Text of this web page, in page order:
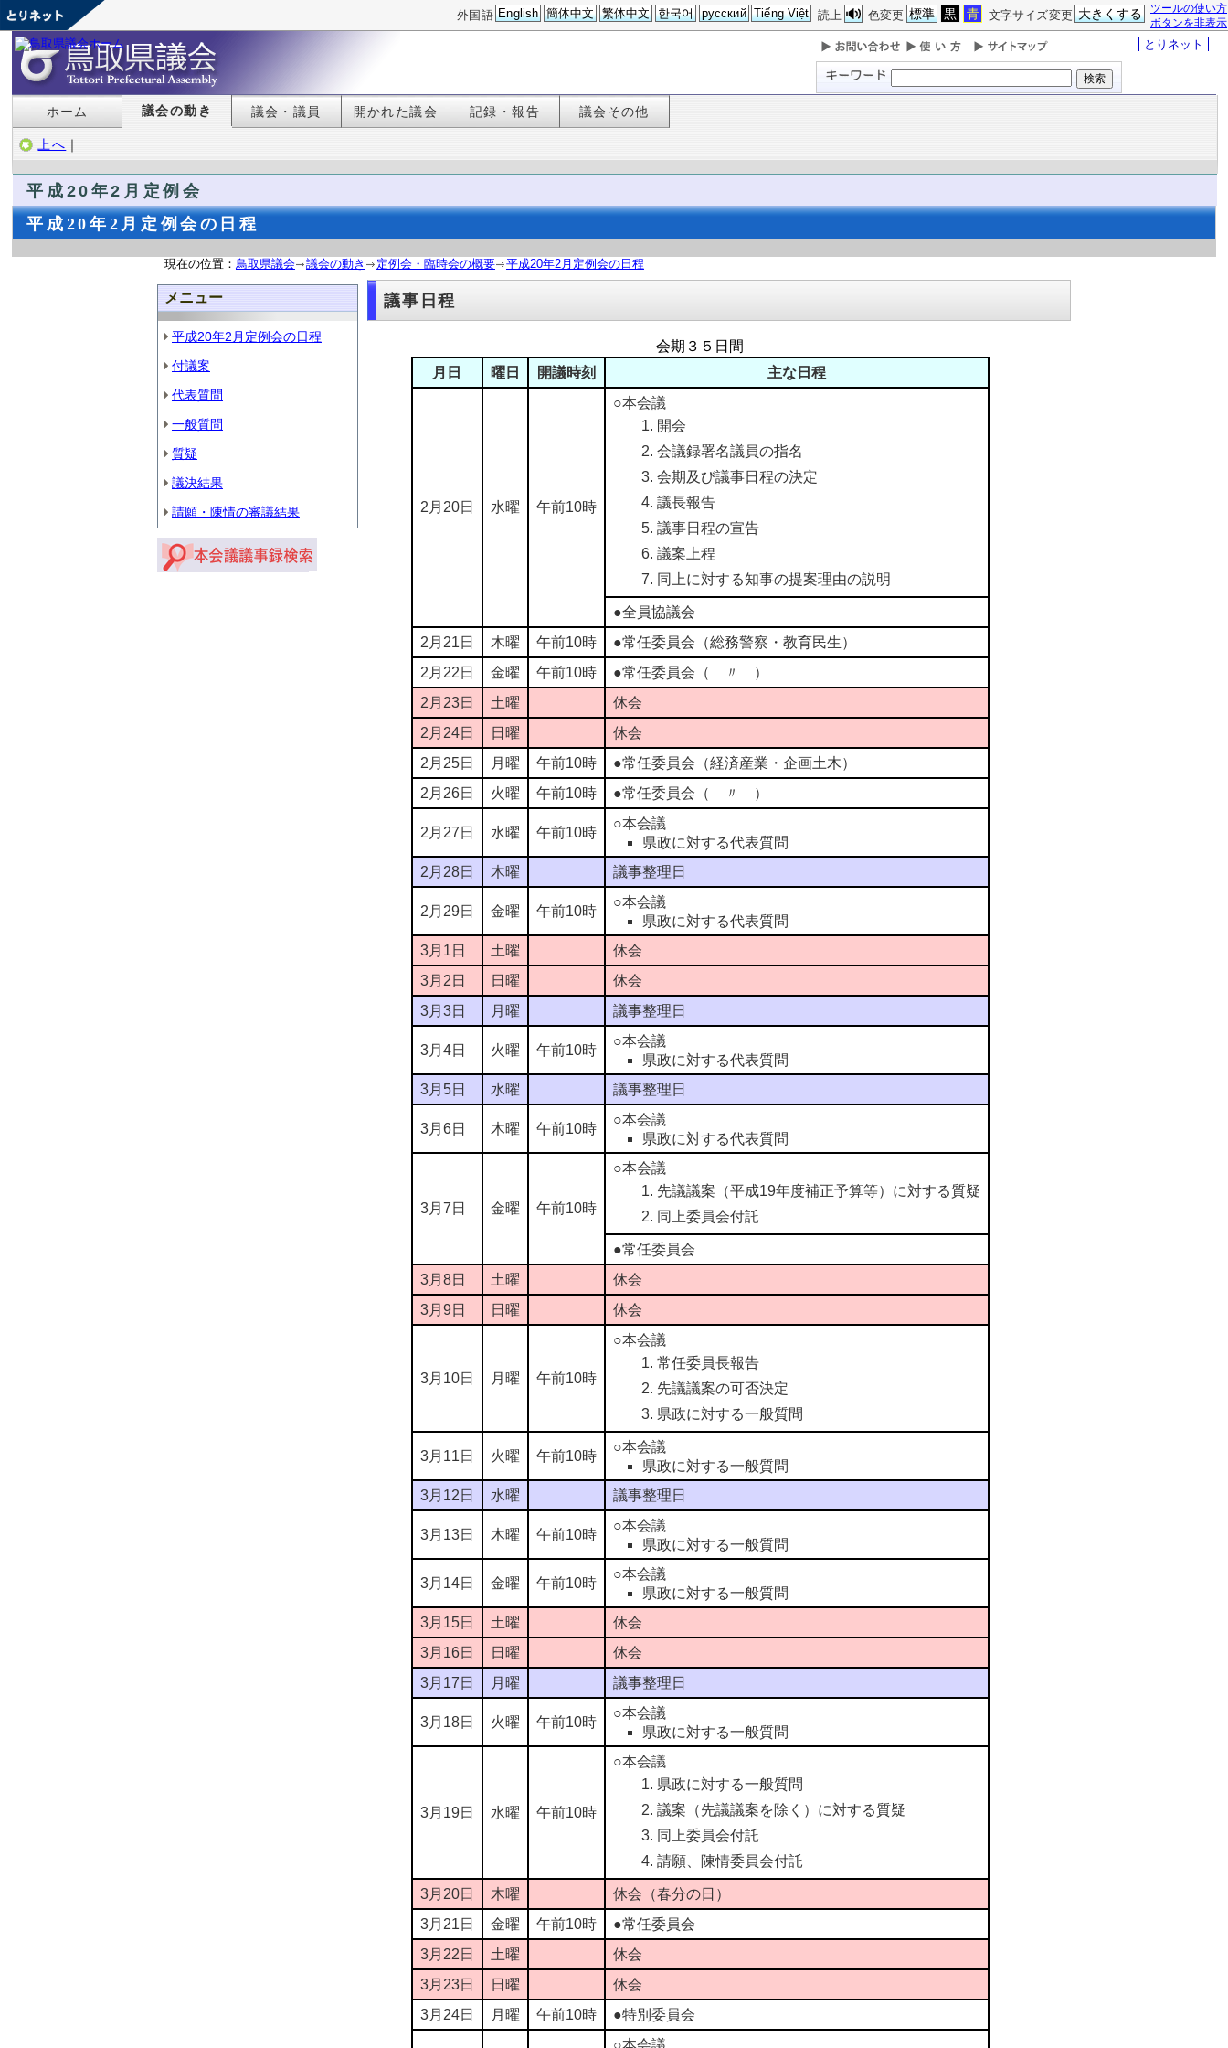
ツールの使い方
ボタンを非表示
文字サイズ変更 大きくする
色変更 標準 黒 青
読上
外国語 English 簡体中文 繁体中文 한국어 русский Tiếng Việt
とりネット
ホーム 議会の動き 議会・議員 開かれた議会 記録・報告 議会その他
上へ ｜
平成20年2月定例会
平成20年2月定例会の日程
現在の位置： 鳥取県議会 議会の動き 定例会・臨時会の概要 平成20年2月定例会の日程
メニュー
平成20年2月定例会の日程
付議案
代表質問
一般質問
質疑
議決結果
請願・陳情の審議結果
議事日程
会期３５日間
月日
曜日 開議時刻 主な日程
2月20日 水曜 午前10時
○本会議
開会
会議録署名議員の指名
会期及び議事日程の決定
議長報告
議事日程の宣告
議案上程
同上に対する知事の提案理由の説明
●全員協議会
2月21日
木曜 午前10時
●常任委員会（総務警察・教育民生）
2月22日
金曜 午前10時
●常任委員会（ 〃 ）
2月23日
土曜
休会
2月24日
日曜
休会
2月25日
月曜 午前10時
●常任委員会（経済産業・企画土木）
2月26日
火曜 午前10時 ●常任委員会（ 〃 ）
2月27日 水曜 午前10時
○本会議
県政に対する代表質問
2月28日
木曜 議事整理日
2月29日 金曜 午前10時
○本会議
県政に対する代表質問
3月1日
土曜
休会
3月2日
日曜
休会
3月3日
月曜 議事整理日
3月4日 火曜 午前10時
○本会議
県政に対する代表質問
3月5日
水曜 議事整理日
3月6日 木曜 午前10時
○本会議
県政に対する代表質問
3月7日 金曜 午前10時
○本会議
先議議案（平成19年度補正予算等）に対する質疑
同上委員会付託
●常任委員会
3月8日
土曜
休会
3月9日
日曜 休会
3月10日 月曜 午前10時
○本会議
常任委員長報告
先議議案の可否決定
県政に対する一般質問
3月11日 火曜 午前10時
○本会議
県政に対する一般質問
3月12日
水曜 議事整理日
3月13日 木曜 午前10時
○本会議
県政に対する一般質問
3月14日 金曜 午前10時
○本会議
県政に対する一般質問
3月15日
土曜
休会
3月16日
日曜
休会
3月17日
月曜 議事整理日
3月18日 火曜 午前10時
○本会議
県政に対する一般質問
3月19日 水曜 午前10時
○本会議
県政に対する一般質問
議案（先議議案を除く）に対する質疑
同上委員会付託
請願、陳情委員会付託
3月20日 木曜
休会（春分の日）
3月21日
金曜 午前10時
●常任委員会
3月22日
土曜
休会
3月23日
日曜
休会
3月24日
月曜 午前10時
●特別委員会